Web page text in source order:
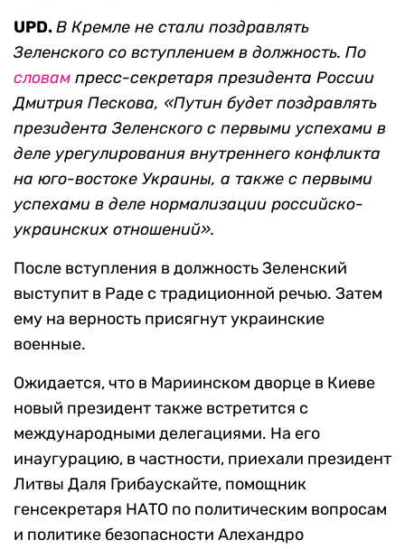
UPD.В Кремле не стали поздравлять
Зеленского со вступлением в должность. По
словам пресс-секретаря президента России
Дмитрия Пескова, «Путин будет поздравлять
президента Зеленского с первыми успехами в
деле урегулирования внутреннего конфликта
на юго-востоке Украины, а также с первыми
успехами в деле нормализации российско-
украинских отношений».
После вступления в должность Зеленский
выступит в Раде с традиционной речью. Затем
ему на верность присягнут украинские
военные.
Ожидается, что в Мариинском дворце в Киеве
новый президент также встретится с
международными делегациями. На его
инаугурацию, в частности, приехали президент
Литвы Даля Грибаускайте, помощник
генсекретаря НАТО по политическим вопросам
и политике безопасности Алехандро